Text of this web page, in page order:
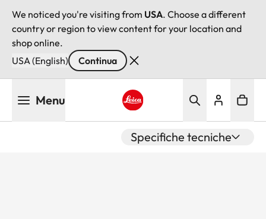
We noticed you're visiting from USA. Choose a different
country or region to view content for your location and
shop online.
USA (English)
Continua
Menu
Specifiche tecniche